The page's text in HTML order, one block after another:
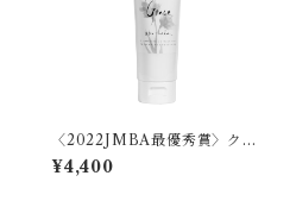
〈2022JMBA最優秀賞〉クレ
イクレンジング - ラ・グレー
ス 生肌 -（エビデンス取得
¥4,400